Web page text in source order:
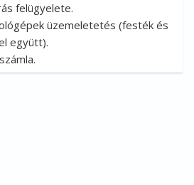
felügyelete.
üzemeletetés (festék és
együtt).